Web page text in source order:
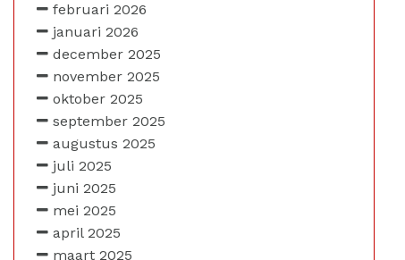
februari 2026
januari 2026
december 2025
november 2025
oktober 2025
september 2025
augustus 2025
juli 2025
juni 2025
mei 2025
april 2025
maart 2025